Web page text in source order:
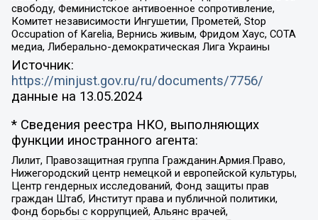
свободу, Феминистское антивоенное сопротивление,
Комитет независимости Ингушетии, Прометей, Stop
Occupation of Karelia, Вернись живым, Фридом Хаус, СОТА
медиа, Либерально-демократическая Лига Украины
Источник:
https://minjust.gov.ru/ru/documents/7756/
данные на 13.05.2024
* Сведения реестра НКО, выполняющих
функции иностранного агента:
Лилит, Правозащитная группа Гражданин.Армия.Право,
Нижегородский центр немецкой и европейской культуры,
Центр гендерных исследований, Фонд защиты прав
граждан Штаб, Институт права и публичной политики,
Фонд борьбы с коррупцией, Альянс врачей,